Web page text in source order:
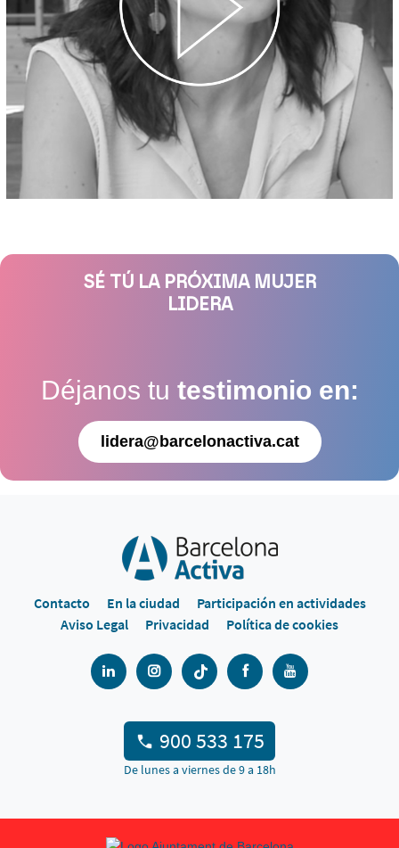
SÉ TÚ LA PRÓXIMA MUJER
LIDERA
Déjanos tu testimonio en:
lidera@barcelonactiva.cat
Contacto En la ciudad
Participación en actividades
Aviso Legal
Privacidad Política de cookies
900 533 175
De lunes a viernes de 9 a 18h